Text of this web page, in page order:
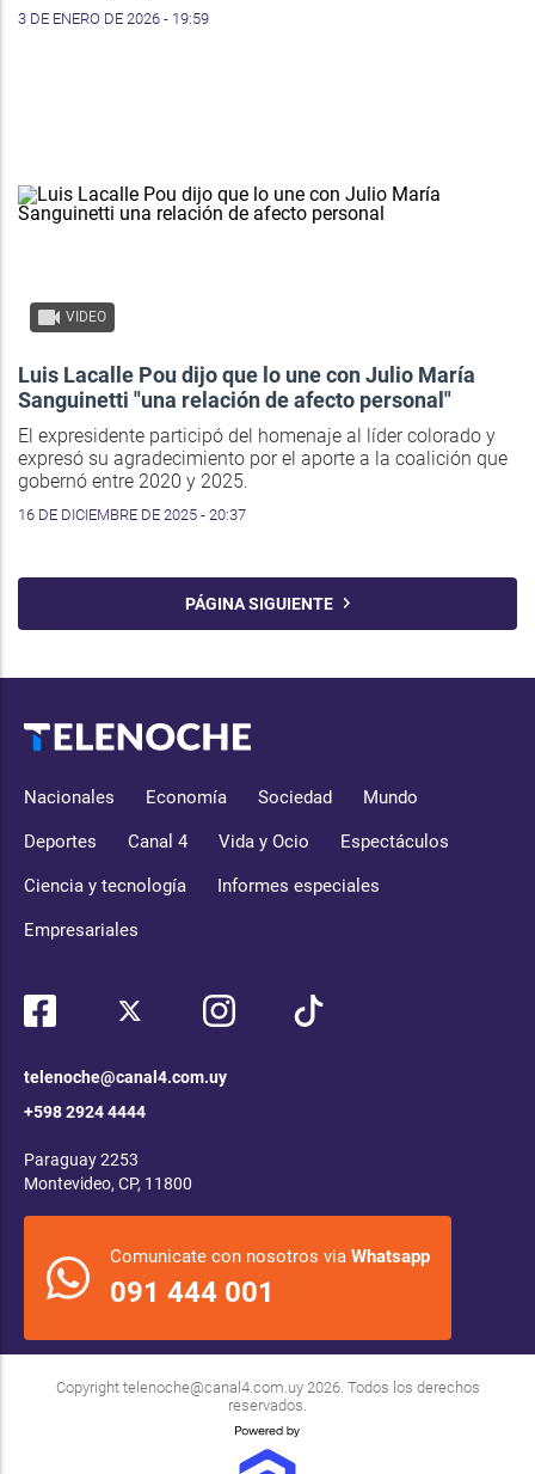
3 DE ENERO DE 2026 - 19:59
VIDEO
Luis Lacalle Pou dijo que lo une con Julio María
Sanguinetti "una relación de afecto personal"
El expresidente participó del homenaje al líder colorado y
expresó su agradecimiento por el aporte a la coalición que
gobernó entre 2020 y 2025.
16 DE DICIEMBRE DE 2025 - 20:37
PÁGINA SIGUIENTE
Nacionales Economía Sociedad Mundo
Deportes Canal 4 Vida y Ocio Espectáculos
Ciencia y tecnología Informes especiales
Empresariales
telenoche@canal4.com.uy
+598 2924 4444
Paraguay 2253
Montevideo, CP, 11800
Comunicate con nosotros via Whatsapp
091 444 001
Copyright telenoche@canal4.com.uy2026. Todos los derechos
reservados.